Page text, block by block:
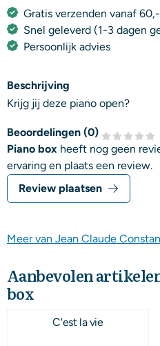
Gratis verzenden vanaf
Snel geleverd (1-3 dagen
Persoonlijk advies
Beschrijving
Krijg jij deze piano open?
Beoordelingen (0)
Piano box heeft nog geen
ervaring en plaats een review.
Review plaatsen
Meer van Jean Claude
Aanbevolen
box
C'est la vie